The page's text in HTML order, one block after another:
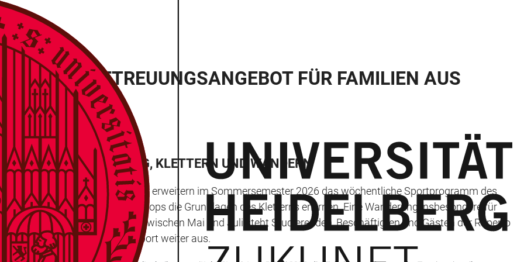
UND BETREUUNGSANGEBOT FÜR FAMILIEN AUS
SELBSTVERTEIDIGUNG, KLETTERN UND WANDERN
Selbstverteidigung für Kinder erweitern im Sommersemester 2026 das wöchentliche Sportprogramm des
können Familien in Workshops die Grundlagen des Kletterns erlernen. Eine Wanderung insbesondere für
zu sein. Das Angebot zwischen Mai und Juli steht Studierenden, Beschäftigten und Gästen der Ruperto
Sparte Kinder- und Familiensport weiter aus.